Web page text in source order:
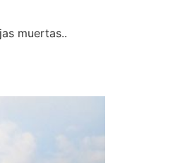
muertas..